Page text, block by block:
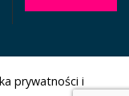
prywatności i